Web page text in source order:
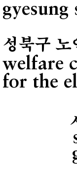
gyesung
welfare
성북구 노
for the